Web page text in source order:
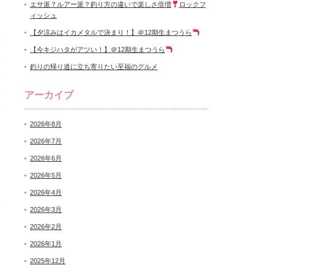
エサ派？ルアー派？釣り方の違いで楽しさ倍増
ロックフ
ィッシュ
【夕涼みはイカメタルで決まり！】＠12期生まつうら
【今キジハタがアツい！】＠12期生まつうら
釣りの帰り道に立ち寄りたい至福のグルメ
アーカイブ
2026年8月
2026年7月
2026年6月
2026年5月
2026年4月
2026年3月
2026年2月
2026年1月
2025年12月